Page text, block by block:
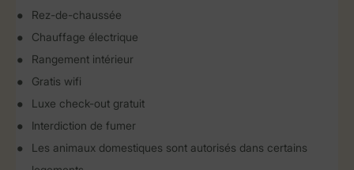
Rez-de-chaussée
Chauffage électrique
Rangement intérieur
Gratis wifi
Luxe check-out gratuit
Interdiction de fumer
Les animaux domestiques sont autorisés dans certains